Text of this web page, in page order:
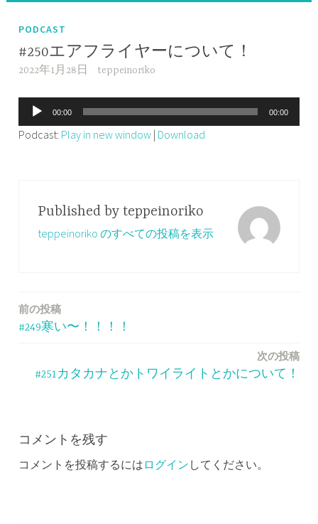
PODCAST
#250エアフライヤーについて！
2022年1月28日 teppeinoriko
声
プ
00:00 00:00
Podcast: Play in new window | Download
Published by teppeinoriko
teppeinoriko のすべての投稿を表示
投
ー
シ
前の投稿
#249寒い〜！！！！
次の投稿
#251カタカナとかトワイライトとかについて！
コメントを残す
コメントを投稿するには ログイン してください。